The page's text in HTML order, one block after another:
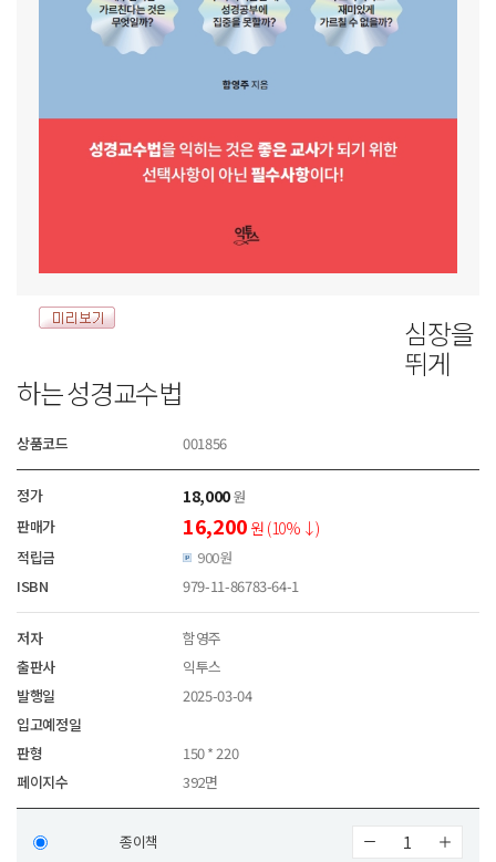
심장을
뛰게
하는 성경교수법
상품코드 001856
정가 18,000원
판매가
16,200 원 (10%↓)
적립금
900원
ISBN
979-11-86783-64-1
저자
함영주
출판사
익투스
발행일
2025-03-04
입고예정일
판형
150 * 220
페이지수
392면
종이책